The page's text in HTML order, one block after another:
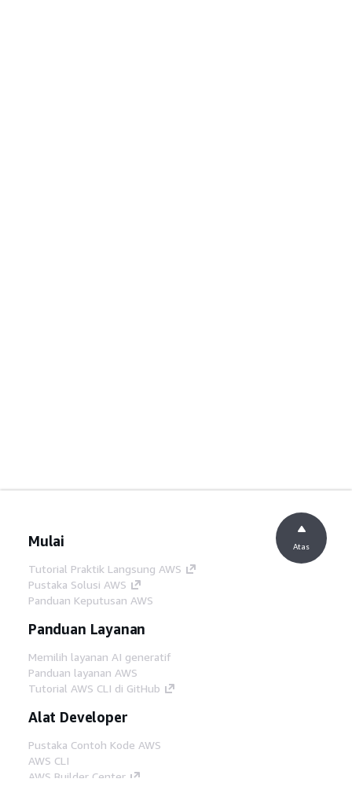
Mulai
Tutorial Praktik Langsung AWS
Pustaka Solusi AWS
Panduan Keputusan AWS
Panduan Layanan
Memilih layanan AI generatif
Panduan layanan AWS
Tutorial AWS CLI di GitHub
Alat Developer
Pustaka Contoh Kode AWS
AWS CLI
AWS Builder Center
Atas